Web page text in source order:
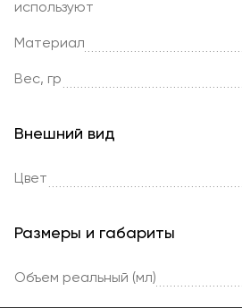
используют
Материал
Вес, гр
Внешний вид
Цвет
Размеры и габариты
Объем реальный (мл)